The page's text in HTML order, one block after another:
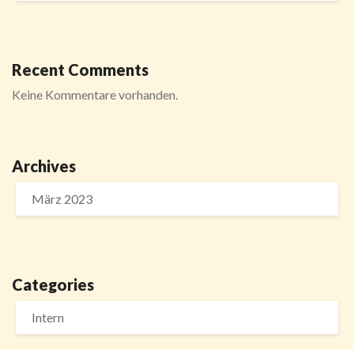
Recent Comments
Keine Kommentare vorhanden.
Archives
März 2023
Categories
Intern